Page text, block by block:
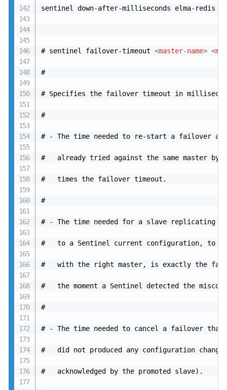
sentinel down-after-milliseconds elma-redis
# sentinel failover-timeout <master-name> <
#
# Specifies the failover timeout in
#
# - The time needed to re-start a failover
#   already tried against the same master by
#   times the failover timeout.
#
# - The time needed for a slave replicating to
#   to a Sentinel current configuration, to
#   with the right master, is exactly the
#   the moment a Sentinel detected the
#
# - The time needed to cancel a failover
#   did not produced any configuration change
#   acknowledged by the promoted slave).